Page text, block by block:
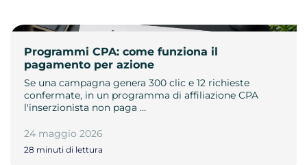
Programmi CPA: come funziona il
pagamento per azione
Se una campagna genera 300 clic e 12 richieste
confermate, in un programma di affiliazione CPA
l'inserzionista non paga …
24 maggio 2026
28 minuti di lettura